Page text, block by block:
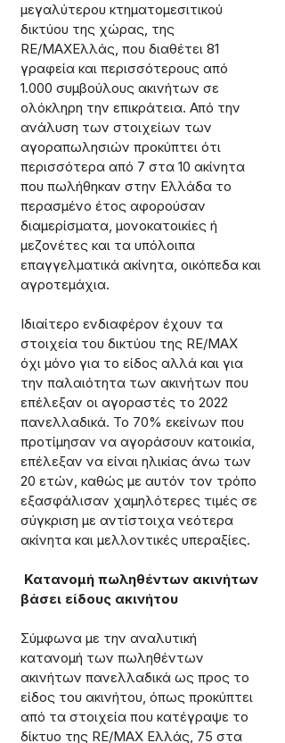
μεγαλύτερου κτηματομεσιτικού
δικτύου της χώρας, της
RE/MAXΕλλάς, που διαθέτει 81
γραφεία και περισσότερους από
1.000 συμβούλους ακινήτων σε
ολόκληρη την επικράτεια. Από την
ανάλυση των στοιχείων των
αγοραπωλησιών προκύπτει ότι
περισσότερα από 7 στα 10 ακίνητα
που πωλήθηκαν στην Ελλάδα το
περασμένο έτος αφορούσαν
διαμερίσματα, μονοκατοικίες ή
μεζονέτες και τα υπόλοιπα
επαγγελματικά ακίνητα, οικόπεδα και
αγροτεμάχια.
Ιδιαίτερο ενδιαφέρον έχουν τα
στοιχεία του δικτύου της RE/MAX
όχι μόνο για το είδος αλλά και για
την παλαιότητα των ακινήτων που
επέλεξαν οι αγοραστές το 2022
πανελλαδικά. Το 70% εκείνων που
προτίμησαν να αγοράσουν κατοικία,
επέλεξαν να είναι ηλικίας άνω των
20 ετών, καθώς με αυτόν τον τρόπο
εξασφάλισαν χαμηλότερες τιμές σε
σύγκριση με αντίστοιχα νεότερα
ακίνητα και μελλοντικές υπεραξίες.
Κατανομή πωληθέντων ακινήτων
βάσει είδους ακινήτου
Σύμφωνα με την αναλυτική
κατανομή των πωληθέντων
ακινήτων πανελλαδικά ως προς το
είδος του ακινήτου, όπως προκύπτει
από τα στοιχεία που κατέγραψε το
δίκτυο της RE/MAX Ελλάς, 75 στα